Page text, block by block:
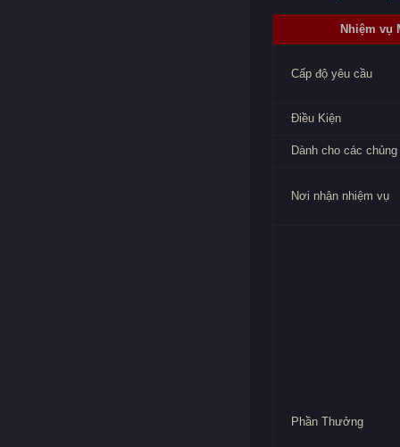
Nhiệm vụ
Cấp độ yêu cầu
Điều Kiện
Dành cho các
Nơi nhận nhiệm vụ
Phần Thưởng